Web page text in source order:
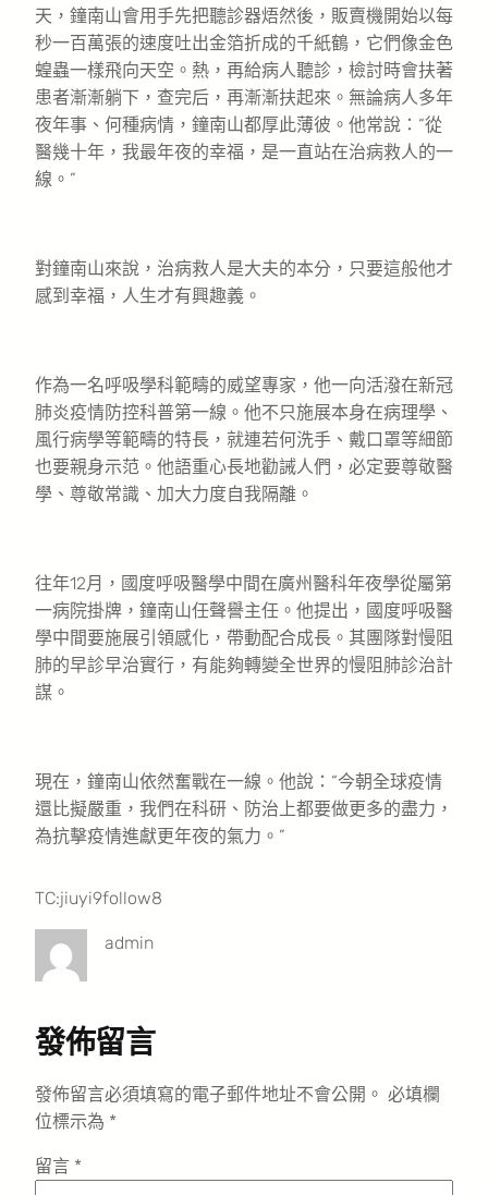
天，鐘南山會用手先把聽診器焐然後，販賣機開始以每
秒一百萬張的速度吐出金箔折成的千紙鶴，它們像金色
蝗蟲一樣飛向天空。熱，再給病人聽診，檢討時會扶著
患者漸漸躺下，查完后，再漸漸扶起來。無論病人多年
夜年事、何種病情，鐘南山都厚此薄彼。他常說：“從
醫幾十年，我最年夜的幸福，是一直站在治病救人的一
線。”
對鐘南山來說，治病救人是大夫的本分，只要這般他才
感到幸福，人生才有興趣義。
作為一名呼吸學科範疇的威望專家，他一向活潑在新冠
肺炎疫情防控科普第一線。他不只施展本身在病理學、
風行病學等範疇的特長，就連若何洗手、戴口罩等細節
也要親身示范。他語重心長地勸誡人們，必定要尊敬醫
學、尊敬常識、加大力度自我隔離。
往年12月，國度呼吸醫學中間在廣州醫科年夜學從屬第
一病院掛牌，鐘南山任聲譽主任。他提出，國度呼吸醫
學中間要施展引領感化，帶動配合成長。其團隊對慢阻
肺的早診早治實行，有能夠轉變全世界的慢阻肺診治計
謀。
現在，鐘南山依然奮戰在一線。他說：“今朝全球疫情
還比擬嚴重，我們在科研、防治上都要做更多的盡力，
為抗擊疫情進獻更年夜的氣力。”
TC:jiuyi9follow8
admin
發佈留言
發佈留言必須填寫的電子郵件地址不會公開。 必填欄
位標示為 *
留言 *